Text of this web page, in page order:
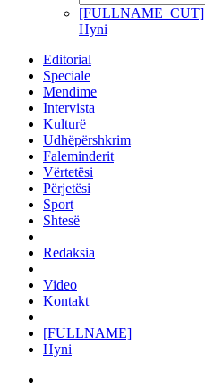
[FULLNAME_CUT]
Hyni
Editorial
Speciale
Mendime
Intervista
Kulturë
Udhëpërshkrim
Faleminderit
Vërtetësi
Përjetësi
Sport
Shtesë
Redaksia
Video
Kontakt
[FULLNAME]
Hyni